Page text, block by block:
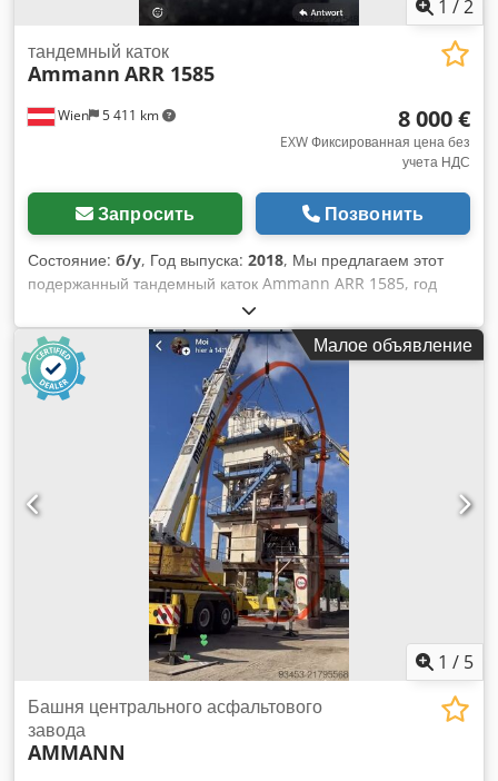
1 /2
Wien 5 411 km
тандемный каток
Ammann ARR 1585
8 000 €
EXW Фиксированная цена без
учета НДС
Запросить Позвонить
Состояние: б/у, Год выпуска: 2018, Мы предлагаем этот
подержанный тандемный каток Ammann ARR 1585, год
выпуска 2018. Тип: ARR 1585 Серийный номер: 558D063
Эксплуатационная масса: 1 395 кг Максимальная масса: 1
405 кг Номинальная мощность: 13,2 кВт Год выпуска: 2018
Crodpozddcpofx Afhjf Если у вас есть вопросы или
необходима дополнительная информация, пожалуйста,
напишите нам сообщение или позвоните.
Малое объявление
1 / 5
Башня центрального асфальтового
завода
AMMANN